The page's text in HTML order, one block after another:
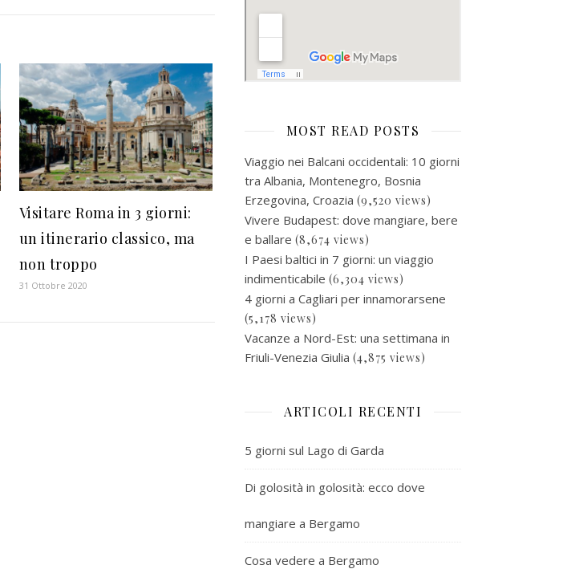
Visitare Roma in 3 giorni:
un itinerario classico, ma
non troppo
31 Ottobre 2020
MOST READ POSTS
Viaggio nei Balcani occidentali: 10 giorni
tra Albania, Montenegro, Bosnia
Erzegovina, Croazia (9,520 views)
Vivere Budapest: dove mangiare, bere
e ballare (8,674 views)
I Paesi baltici in 7 giorni: un viaggio
indimenticabile (6,304 views)
4 giorni a Cagliari per innamorarsene
(5,178 views)
Vacanze a Nord-Est: una settimana in
Friuli-Venezia Giulia (4,875 views)
ARTICOLI RECENTI
5 giorni sul Lago di Garda
Di golosità in golosità: ecco dove
mangiare a Bergamo
Cosa vedere a Bergamo